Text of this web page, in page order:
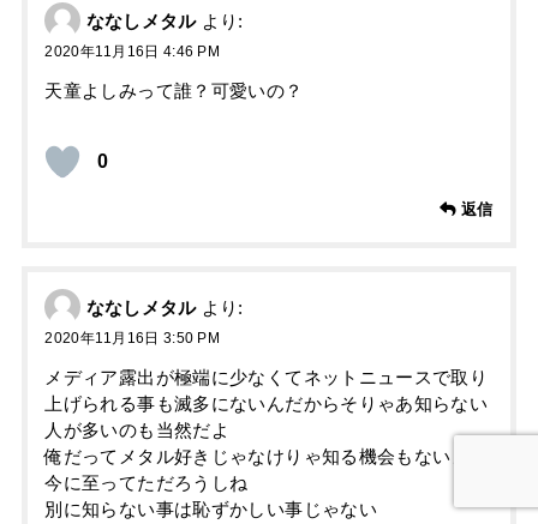
ななしメタル より:
2020年11月16日 4:46 PM
天童よしみって誰？可愛いの？
0
返信
ななしメタル より:
2020年11月16日 3:50 PM
メディア露出が極端に少なくてネットニュースで取り
上げられる事も滅多にないんだからそりゃあ知らない
人が多いのも当然だよ
俺だってメタル好きじゃなけりゃ知る機会もないまま
今に至ってただろうしね
別に知らない事は恥ずかしい事じゃない